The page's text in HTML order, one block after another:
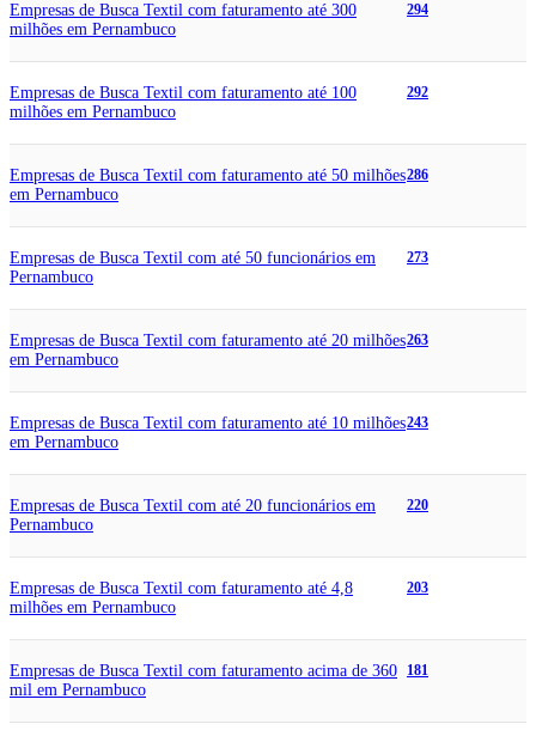
Empresas de Busca Textil com faturamento até 300
milhões em Pernambuco
294
Empresas de Busca Textil com faturamento até 100
milhões em Pernambuco
292
Empresas de Busca Textil com faturamento até 50 milhões
em Pernambuco
286
Empresas de Busca Textil com até 50 funcionários em
Pernambuco
273
Empresas de Busca Textil com faturamento até 20 milhões
em Pernambuco
263
Empresas de Busca Textil com faturamento até 10 milhões
em Pernambuco
243
Empresas de Busca Textil com até 20 funcionários em
Pernambuco
220
Empresas de Busca Textil com faturamento até 4,8
milhões em Pernambuco
203
Empresas de Busca Textil com faturamento acima de 360
mil em Pernambuco
181